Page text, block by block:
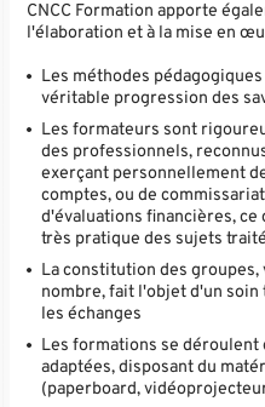
CNCC Formation apporte
l'élaboration et à la mise en
Les méthodes
véritable progression des
Les formateurs sont
des professionnels,
exerçant personnellement
comptes, ou de
d'évaluations financières,
très pratique des sujets
La constitution des
nombre, fait l'objet d'un
les échanges
Les formations se déroulent
adaptées, disposant du
(paperboard,